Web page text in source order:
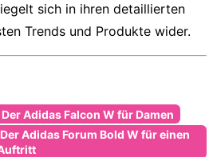
sich in ihren detaillierten
Trends und Produkte wider.
Adidas Falcon W für Damen
Adidas Forum Bold W für einen